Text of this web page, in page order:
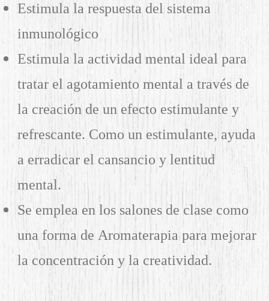
Estimula la respuesta del sistema
inmunológico
Estimula la actividad mental ideal para
tratar el agotamiento mental a través de
la creación de un efecto estimulante y
refrescante. Como un estimulante, ayuda
a erradicar el cansancio y lentitud
mental.
Se emplea en los salones de clase como
una forma de Aromaterapia para mejorar
la concentración y la creatividad.